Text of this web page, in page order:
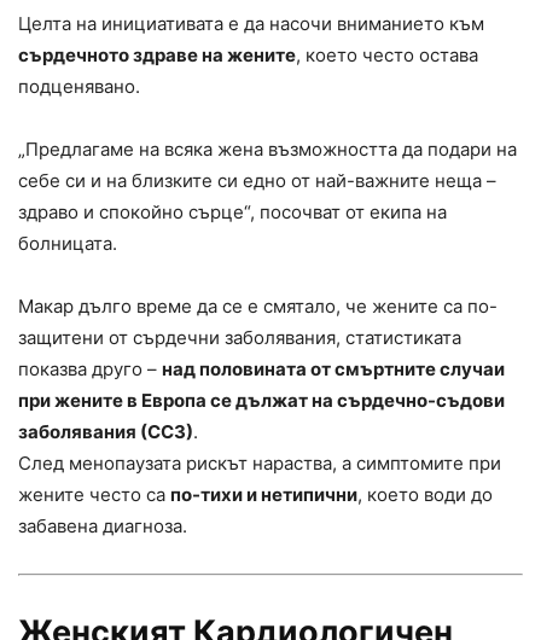
Целта на инициативата е да насочи вниманието към
сърдечното здраве на жените, което често остава
подценявано.
„Предлагаме на всяка жена възможността да подари на
себе си и на близките си едно от най-важните неща –
здраво и спокойно сърце“, посочват от екипа на
болницата.
Макар дълго време да се е смятало, че жените са по-
защитени от сърдечни заболявания, статистиката
показва друго – над половината от смъртните случаи
при жените в Европа се дължат на сърдечно-съдови
заболявания (ССЗ).
След менопаузата рискът нараства, а симптомите при
жените често са по-тихи и нетипични, което води до
забавена диагноза.